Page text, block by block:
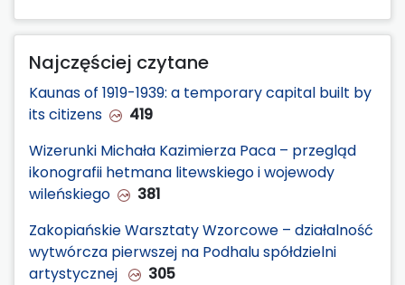
Najczęściej czytane
Kaunas of 1919-1939: a temporary capital built by
its citizens
419
Wizerunki Michała Kazimierza Paca – przegląd
ikonografii hetmana litewskiego i wojewody
wileńskiego
381
Zakopiańskie Warsztaty Wzorcowe – działalność
wytwórcza pierwszej na Podhalu spółdzielni
artystycznej
305